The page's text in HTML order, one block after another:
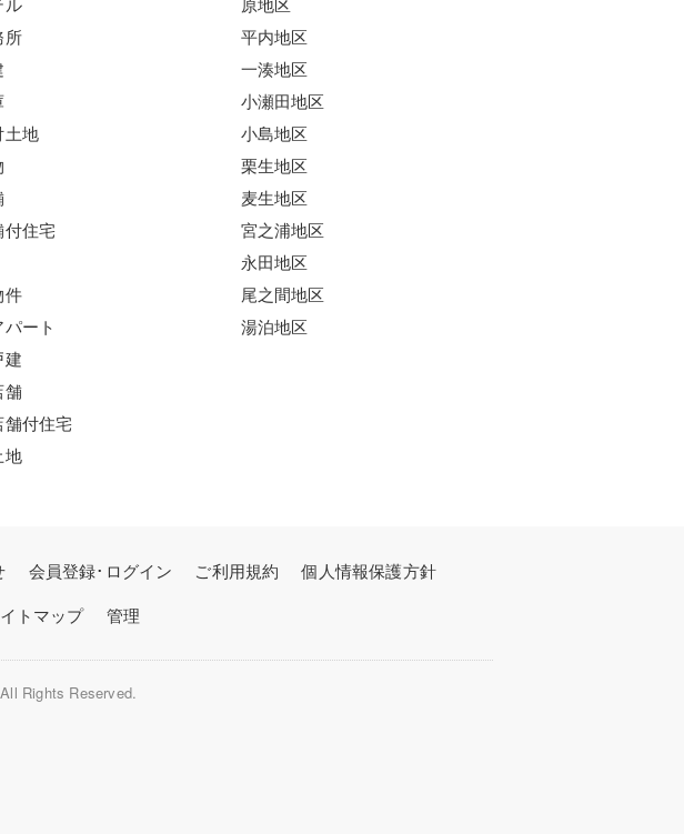
所
土地
住宅
件
ート
建
舗
付住宅
地
平内地区
一湊地区
小瀬田地区
小島地区
栗生地区
麦生地区
宮之浦地区
永田地区
尾之間地区
湯泊地区
会員登録･ログイン ご利用規約
個人情報保護方針
トマップ 管理
All Rights Reserved.